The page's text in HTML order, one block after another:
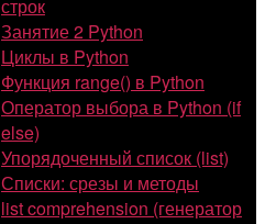
строк
Занятие 2 Python
Циклы в Python
Функция range() в Python
Оператор выбора в Python (if
else)
Упорядоченный список (list)
Списки: срезы и методы
list comprehension (генератор